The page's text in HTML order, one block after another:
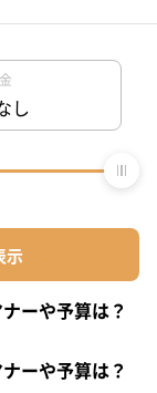
ーや予算は？
マナーや予算
ーや予算は？
ーや予算は？